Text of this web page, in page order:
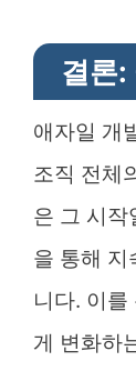
결론:
애자일 개
조직 전체
은 그 시작
을 통해 지
니다. 이
게 변화하